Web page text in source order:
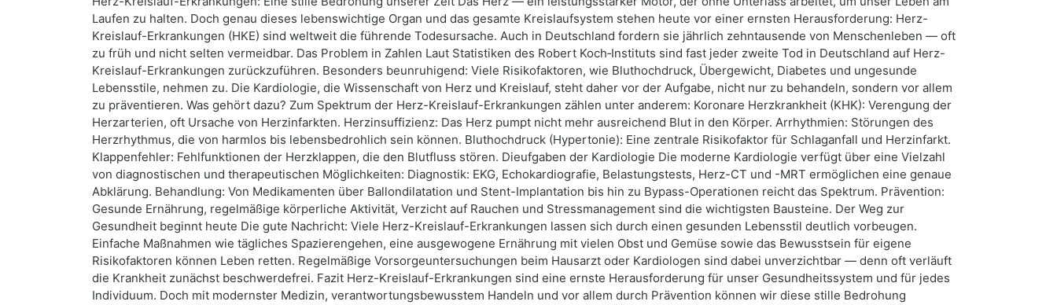
Laufen zu halten. Doch genau dieses lebenswichtige Organ und das gesamte Kreislaufsystem stehen heute vor einer ernsten Herausforderung: Herz-
Kreislauf-Erkrankungen (HKE) sind weltweit die führende Todesursache. Auch in Deutschland fordern sie jährlich zehntausende von Menschenleben — oft
zu früh und nicht selten vermeidbar. Das Problem in Zahlen Laut Statistiken des Robert Koch‑Instituts sind fast jeder zweite Tod in Deutschland auf Herz-
Kreislauf-Erkrankungen zurückzuführen. Besonders beunruhigend: Viele Risikofaktoren, wie Bluthochdruck, Übergewicht, Diabetes und ungesunde
Lebensstile, nehmen zu. Die Kardiologie, die Wissenschaft von Herz und Kreislauf, steht daher vor der Aufgabe, nicht nur zu behandeln, sondern vor allem
zu präventieren. Was gehört dazu? Zum Spektrum der Herz-Kreislauf-Erkrankungen zählen unter anderem: Koronare Herzkrankheit (KHK): Verengung der
Herzarterien, oft Ursache von Herzinfarkten. Herzinsuffizienz: Das Herz pumpt nicht mehr ausreichend Blut in den Körper. Arrhythmien: Störungen des
Herzrhythmus, die von harmlos bis lebensbedrohlich sein können. Bluthochdruck (Hypertonie): Eine zentrale Risikofaktor für Schlaganfall und Herzinfarkt.
Klappenfehler: Fehlfunktionen der Herzklappen, die den Blutfluss stören. Dieufgaben der Kardiologie Die moderne Kardiologie verfügt über eine Vielzahl
von diagnostischen und therapeutischen Möglichkeiten: Diagnostik: EKG, Echokardiografie, Belastungstests, Herz-CT und -MRT ermöglichen eine genaue
Abklärung. Behandlung: Von Medikamenten über Ballondilatation und Stent-Implantation bis hin zu Bypass-Operationen reicht das Spektrum. Prävention:
Gesunde Ernährung, regelmäßige körperliche Aktivität, Verzicht auf Rauchen und Stressmanagement sind die wichtigsten Bausteine. Der Weg zur
Gesundheit beginnt heute Die gute Nachricht: Viele Herz-Kreislauf-Erkrankungen lassen sich durch einen gesunden Lebensstil deutlich vorbeugen.
Einfache Maßnahmen wie tägliches Spazierengehen, eine ausgewogene Ernährung mit vielen Obst und Gemüse sowie das Bewusstsein für eigene
Risikofaktoren können Leben retten. Regelmäßige Vorsorgeuntersuchungen beim Hausarzt oder Kardiologen sind dabei unverzichtbar — denn oft verläuft
die Krankheit zunächst beschwerdefrei. Fazit Herz-Kreislauf-Erkrankungen sind eine ernste Herausforderung für unser Gesundheitssystem und für jedes
Individuum. Doch mit modernster Medizin, verantwortungsbewusstem Handeln und vor allem durch Prävention können wir diese stille Bedrohung